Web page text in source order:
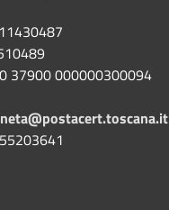
37900 000000300094